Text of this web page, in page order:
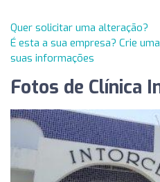
Quer solicitar uma alteração?
É esta a sua empresa? Crie
suas informações
Fotos de Clínica